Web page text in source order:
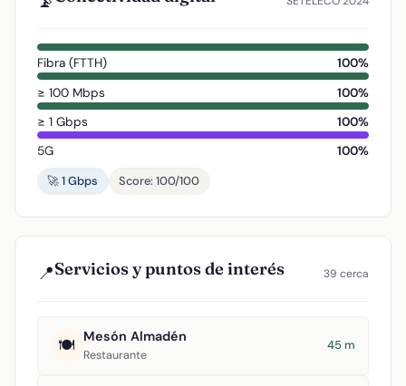
Fibra (FTTH)
100%
≥ 100 Mbps
100%
≥ 1 Gbps
100%
5G
100%
🚀 1 Gbps
Score: 100/100
📍Servicios y puntos de interés 39 cerca
🍽️ Mesón Almadén
Restaurante
45 m